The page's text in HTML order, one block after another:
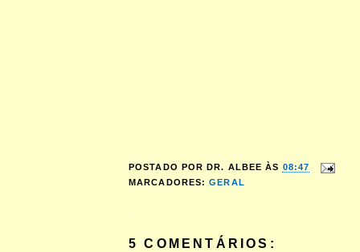
POSTADO POR DR. ALBEE ÀS 08:47
MARCADORES:GERAL
5 COMENTÁRIOS: